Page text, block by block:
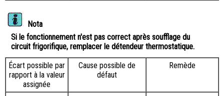
Nota
Si le fonctionnement n'est pas correct après soufflage du
circuit frigorifique, remplacer le détendeur thermostatique.
Écart possible par
rapport à la valeur
assignée
Cause possible de
défaut
Remède